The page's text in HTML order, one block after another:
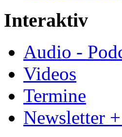
Interaktiv
Audio -
Videos
Termine
Newsletter